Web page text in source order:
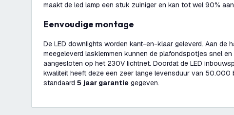
maakt de led lamp een stuk zuiniger en kan tot wel 90%
Eenvoudige montage
De LED downlights worden kant-en-klaar geleverd. Aan de
meegeleverd lasklemmen kunnen de plafondspotjes snel
aangesloten op het 230V lichtnet. Doordat de LED
kwaliteit heeft deze een zeer lange levensduur van 50.000
standaard 5 jaar garantie gegeven.